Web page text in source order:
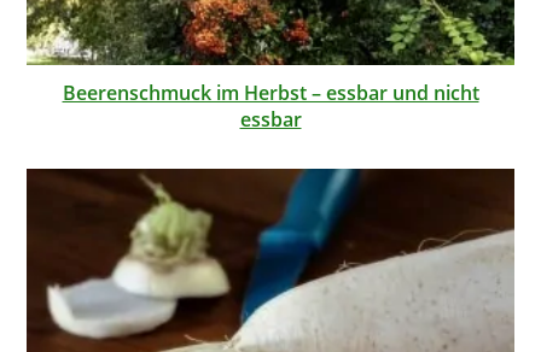
Beerenschmuck im Herbst – essbar und nicht
essbar